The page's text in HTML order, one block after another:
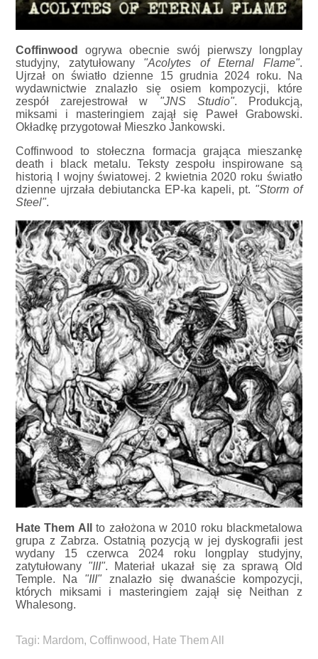
Coffinwood
ogrywa obecnie swój pierwszy longplay
studyjny, zatytułowany"Acolytes of Eternal Flame".
Ujrzał on światło dzienne 15 grudnia 2024 roku. Na
wydawnictwie znalazło się osiem kompozycji, które
zespół zarejestrował w "JNS Studio". Produkcją,
miksami i masteringiem zajął się Paweł Grabowski.
Okładkę przygotował Mieszko Jankowski.
Coffinwood to stołeczna formacja grająca mieszankę
death i black metalu. Teksty zespołu inspirowane są
historią I wojny światowej. 2 kwietnia 2020 roku światło
dzienne ujrzała debiutancka EP-ka kapeli, pt. "Storm of
Steel".
Hate Them All
to założona w 2010 roku blackmetalowa
grupa z Zabrza. Ostatnią pozycją w jej dyskografii jest
wydany 15 czerwca 2024 roku longplay studyjny,
zatytułowany "III". Materiał ukazał się za sprawą Old
Temple. Na "III" znalazło się dwanaście kompozycji,
których miksami i masteringiem zajął się Neithan z
Whalesong.
Tagi: Mardom, Coffinwood, Hate Them All